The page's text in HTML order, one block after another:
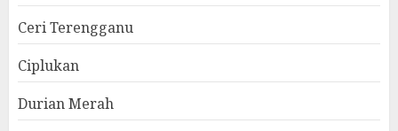
Ceri Terengganu
Ciplukan
Durian Merah